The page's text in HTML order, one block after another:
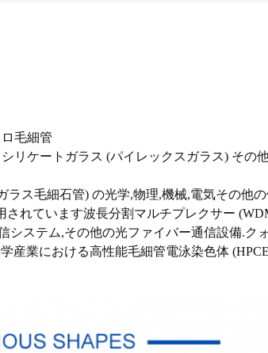
毛細管
リケートガラス (パイレックスガラス) その
ラス毛細石管) の光学,物理,機械,電気その他
れています波長分割マルチプレクサー
システム,その他の光ファイバー通信設備.ク
産業における高性能毛細管電泳染色体